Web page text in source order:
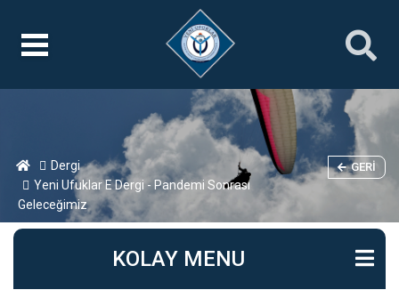
Dergi
Yeni Ufuklar E Dergi - Pandemi Sonrası
Geleceğimiz
GERI
KOLAY MENU